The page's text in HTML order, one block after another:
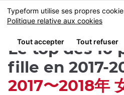
Skip
to
content
MENU
Le top des 10
fille en 2017-
2017〜2018年